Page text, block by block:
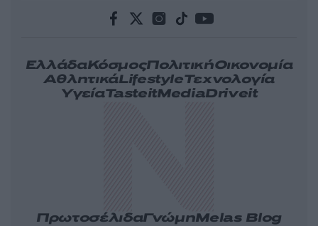
ΕλλάδαΚόσμοςΠολιτικήΟικονομία
ΑθλητικάLifestyleΤεχνολογία
ΥγείαTasteitMediaDriveit
ΠρωτοσέλιδαΓνώμηMelas Blog